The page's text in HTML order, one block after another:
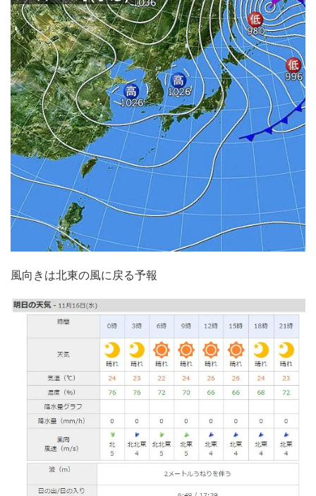
風向きは北東の風に戻る予報